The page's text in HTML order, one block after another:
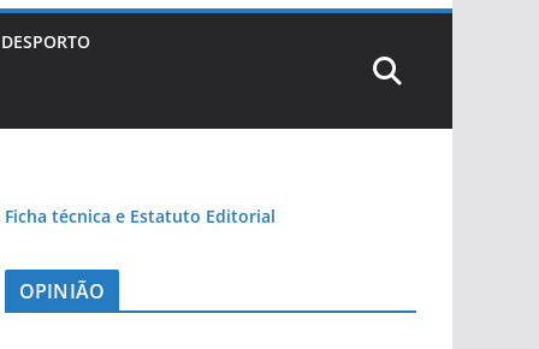
DESPORTO
Ficha técnica e Estatuto Editorial
OPINIÃO